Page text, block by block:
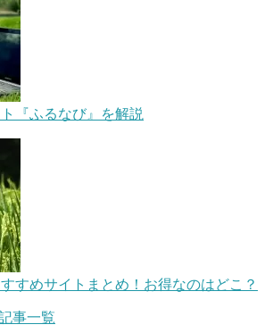
『ふるなび』を解説
すめサイトまとめ！お得なのはどこ？
事一覧